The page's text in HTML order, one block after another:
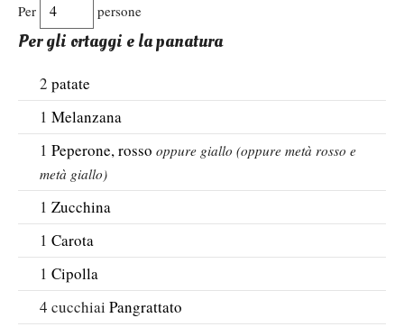
Per persone
Per gli ortaggi e la panatura
2 patate
1 Melanzana
1 Peperone, rosso oppure giallo (oppure metà rosso e
metà giallo)
1 Zucchina
1 Carota
1 Cipolla
4 cucchiai Pangrattato